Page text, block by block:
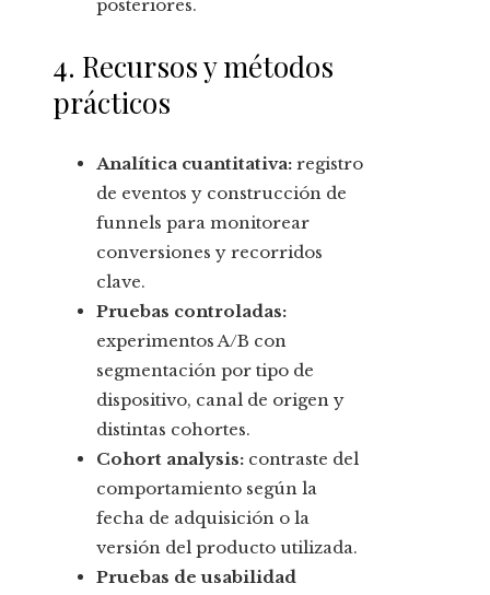
posteriores.
4. Recursos y métodos
prácticos
Analítica cuantitativa: registro
de eventos y construcción de
funnels para monitorear
conversiones y recorridos
clave.
Pruebas controladas:
experimentos A/B con
segmentación por tipo de
dispositivo, canal de origen y
distintas cohortes.
Cohort analysis: contraste del
comportamiento según la
fecha de adquisición o la
versión del producto utilizada.
Pruebas de usabilidad